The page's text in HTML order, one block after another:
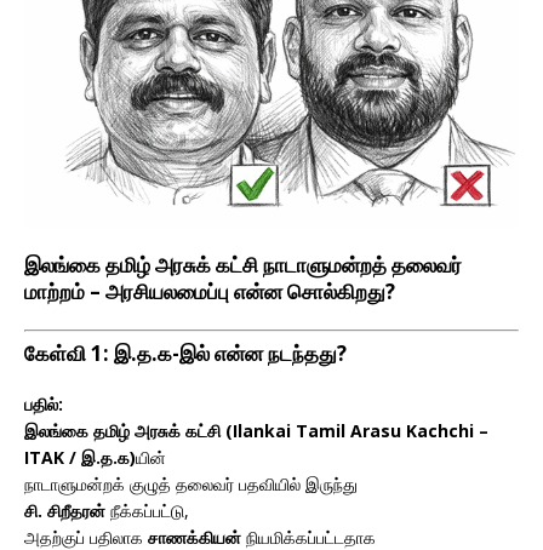
இலங்கை தமிழ் அரசுக் கட்சி நாடாளுமன்றத் தலைவர்
மாற்றம் – அரசியலமைப்பு என்ன சொல்கிறது?
கேள்வி 1: இ.த.க-இல் என்ன நடந்தது?
பதில்:
இலங்கை தமிழ் அரசுக் கட்சி (Ilankai Tamil Arasu Kachchi –
ITAK / இ.த.க)யின்
நாடாளுமன்றக் குழுத் தலைவர் பதவியில் இருந்து
சி. சிறீதரன் நீக்கப்பட்டு,
அதற்குப் பதிலாக சாணக்கியன் நியமிக்கப்பட்டதாக